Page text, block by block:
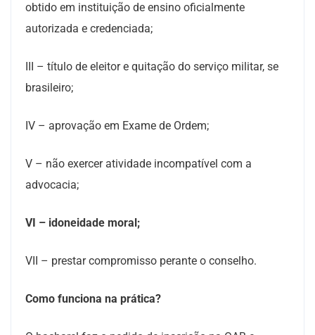
obtido em instituição de ensino oficialmente
autorizada e credenciada;
III – título de eleitor e quitação do serviço militar, se
brasileiro;
IV – aprovação em Exame de Ordem;
V – não exercer atividade incompatível com a
advocacia;
VI – idoneidade moral;
VII – prestar compromisso perante o conselho.
Como funciona na prática?